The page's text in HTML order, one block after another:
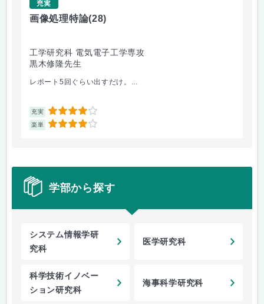
充実
画像処理特論(28)
工学研究科 電気電子工学専攻
黒木修隆先生
レポート5回ぐらい出すだけ。...
充実 4
楽単 4
学部から探す
システム情報学研
究科
医学研究科
科学技術イノベー
ション研究科
海事科学研究科